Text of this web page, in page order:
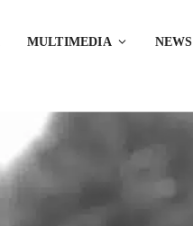
MULTIMEDIA NEWS